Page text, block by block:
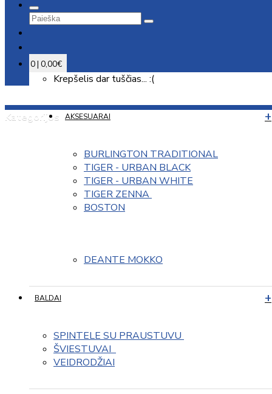
0 | 0,00€
Krepšelis dar tuščias... :(
Kategorijos AKSESUARAI
BURLINGTON TRADITIONAL
TIGER - URBAN BLACK
TIGER - URBAN WHITE
TIGER ZENNA
BOSTON
DEANTE MOKKO
BALDAI
SPINTELE SU PRAUSTUVU
ŠVIESTUVAI
VEIDRODŽIAI